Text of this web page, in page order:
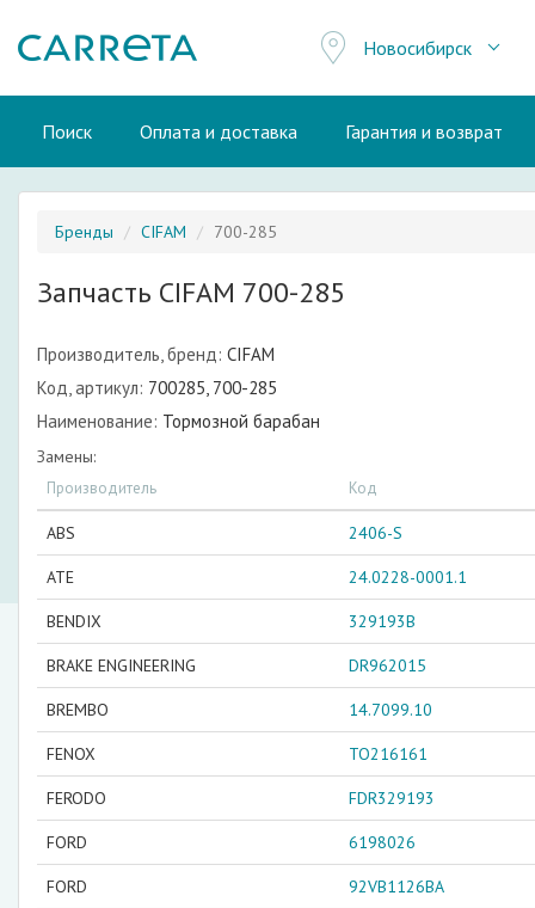
Новосибирск
Поиск Оплата и доставка Гарантия и возврат
Бренды CIFAM 700-285
Запчасть CIFAM 700-285
Производитель, бренд: CIFAM
Код, артикул: 700285, 700-285
Наименование: Тормозной барабан
Замены:
Производитель Код
ABS 2406-S
ATE 24.0228-0001.1
BENDIX 329193B
BRAKE ENGINEERING DR962015
BREMBO 14.7099.10
FENOX TO216161
FERODO FDR329193
FORD 6198026
FORD 92VB1126BA